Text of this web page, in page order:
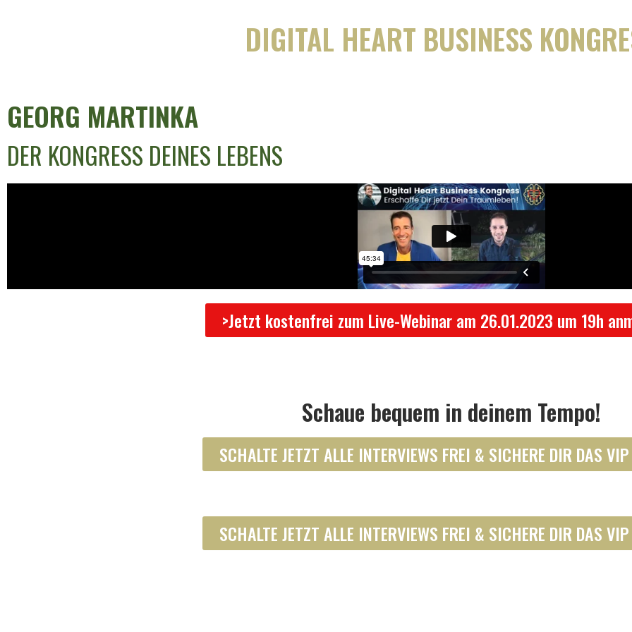
DIGITAL HEART BUSINESS
GEORG MARTINKA
DER KONGRESS DEINES LEBENS
>Jetzt kostenfrei zum Live-Webinar am 26.01.2023 um 19h
Schaue bequem in deinem Tempo!
SCHALTE JETZT ALLE INTERVIEWS FREI & SICHERE DIR DAS
SCHALTE JETZT ALLE INTERVIEWS FREI & SICHERE DIR DAS